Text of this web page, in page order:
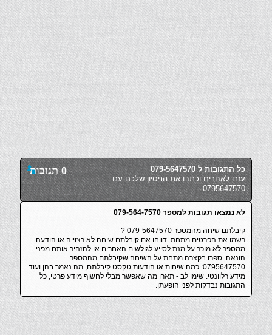
0 תגובות
כל התגובות ל 079-5647570
עזרו לאחרים וכתבו את הניסיון שלכם עם
0795647570
לא נמצאו תגובות למספר 079-564-7570
קיבלתם שיחה מהמספר 079-5647570 ?
רשמו את הפרטים מתחת. דווחו אם קיבלתם שיחה לא רצוייה או הודעה
ממספר לא מוכר על מנת לסייע לגולשים האחרים או להזהיר אותם מפני
הונאה. ספרו בקצרה מתחת על השיחה שקיבלתם מהמספר
0795647570: כמה שיחות או הודעות טקסט קיבלתם, מה נאמר בהן ועוד
מידע רלוונטי. שימו לב - תארו מה שאפשר מבלי לחשוף מידע פרטי, כל
התגובות נבדקות לפני הופעתן.